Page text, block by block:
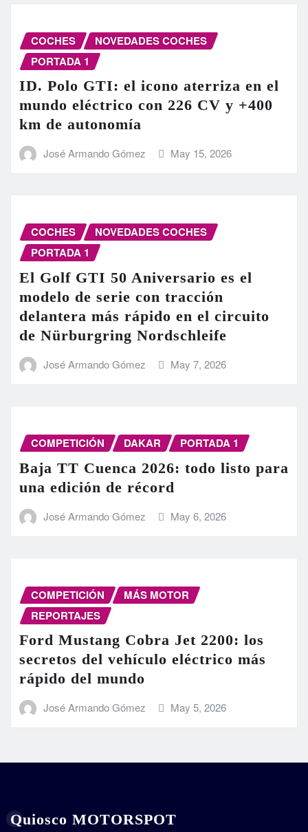
COCHES
NOVEDADES COCHES
PORTADA 1
ID. Polo GTI: el icono aterriza en el
mundo eléctrico con 226 CV y +400
km de autonomía
José Armando Gómez May 15, 2026
COCHES
NOVEDADES COCHES
PORTADA 1
El Golf GTI 50 Aniversario es el
modelo de serie con tracción
delantera más rápido en el circuito
de Nürburgring Nordschleife
José Armando Gómez May 7, 2026
COMPETICIÓN DAKAR PORTADA 1
Baja TT Cuenca 2026: todo listo para
una edición de récord
José Armando Gómez May 6, 2026
COMPETICIÓN
MÁS MOTOR
REPORTAJES
Ford Mustang Cobra Jet 2200: los
secretos del vehículo eléctrico más
rápido del mundo
José Armando Gómez May 5, 2026
Quiosco MOTORSPOT